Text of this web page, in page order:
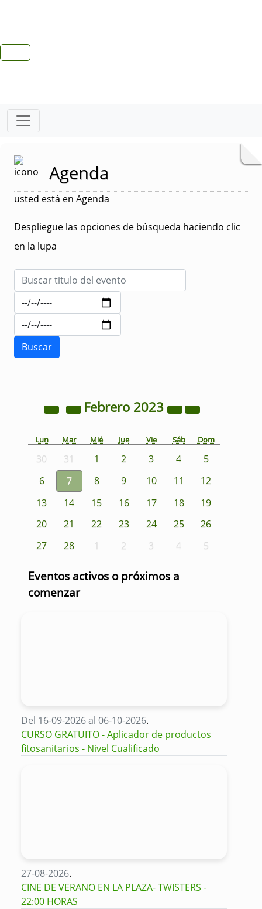
Agenda
usted está en Agenda
Despliegue las opciones de búsqueda haciendo clic
en la lupa
Febrero 2023
Lun Mar Mié Jue Vie Sáb Dom
30 31 1 2 3 4
5
6
7 8 9 10 11
12
13
14 15 16 17 18
19
20
21 22 23 24 25
26
27
28 1 2 3 4 5
Eventos activos o próximos a
comenzar
Del 16-09-2026 al 06-10-2026.
CURSO GRATUITO - Aplicador de productos
fitosanitarios - Nivel Cualificado
27-08-2026.
CINE DE VERANO EN LA PLAZA- TWISTERS -
22:00 HORAS